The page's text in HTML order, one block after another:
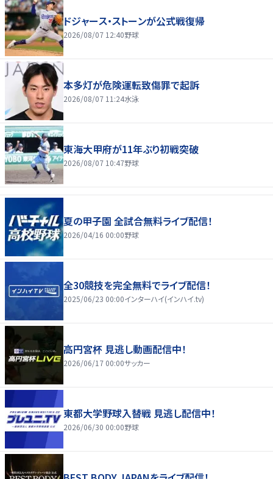
ドジャース・ストーンが公式戦復帰
2026/08/07 12:40野球
本多灯が危険運転致傷罪で起訴
2026/08/07 11:24水泳
東海大甲府が11年ぶり初戦突破
2026/08/07 10:47野球
夏の甲子園 全試合無料ライブ配信！
2026/04/16 00:00野球
全30競技を完全無料でライブ配信！
2025/06/23 00:00インターハイ(インハイ.tv)
高円宮杯 見逃し動画配信中！
2026/06/17 00:00サッカー
東都大学野球入替戦 見逃し配信中！
2026/06/30 00:00野球